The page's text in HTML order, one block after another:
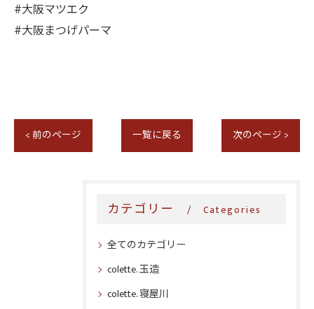
#大阪マツエク
#大阪まつげパーマ
< 前のページ 一覧に戻る 次のページ >
カテゴリー Categories
全てのカテゴリー
colette. 玉造
colette. 寝屋川